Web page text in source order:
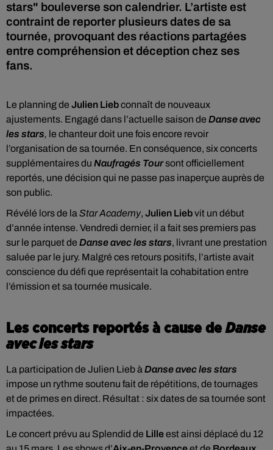
stars" bouleverse son calendrier. L’artiste est
contraint de reporter plusieurs dates de sa
tournée, provoquant des réactions partagées
entre compréhension et déception chez ses
fans.
Le planning de Julien Liebconnaît de nouveaux
ajustements. Engagé dans l’actuelle saison de Danse avec
les stars, le chanteur doit une fois encore revoir
l’organisation de sa tournée. En conséquence, six concerts
supplémentaires du Naufragés Toursont officiellement
reportés, une décision qui ne passe pas inaperçue auprès de
son public.
Révélé lors de la Star Academy, Julien Liebvit un début
d’année intense. Vendredi dernier, il a fait ses premiers pas
sur le parquet de Danse avec les stars, livrant une prestation
saluée par le jury. Malgré ces retours positifs, l’artiste avait
conscience du défi que représentait la cohabitation entre
l’émission et sa tournée musicale.
Les concerts reportés à cause deDanse
avec les stars
La participation de Julien Lieb à Danse avec les stars
impose un rythme soutenu fait de répétitions, de tournages
et de primes en direct. Résultat : six dates de sa tournée sont
impactées.
Le concert prévu au Splendid de Lilleest ainsi déplacé du 12